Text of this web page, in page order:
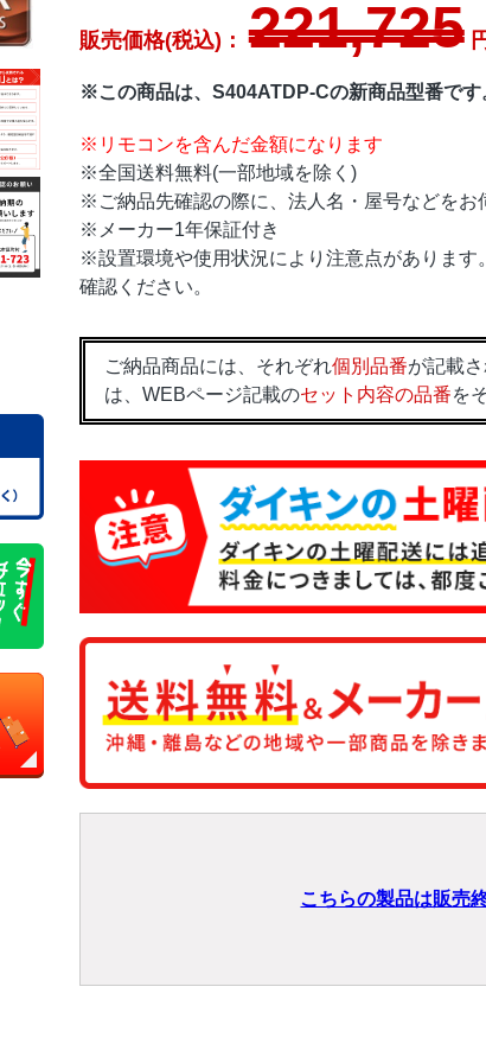
販売価格(税込)：221,725
※この商品は、S404ATDP-Cの新商品型番です
※リモコンを含んだ金額になります
※全国送料無料(一部地域を除く)
※ご納品先確認の際に、法人名・屋号などをお
※メーカー1年保証付き
※設置環境や使用状況により注意点がありま
確認ください。
ご納品商品には、それぞれ個別品番が記載
は、WEBページ記載のセット内容の品番を
こちらの製品は販売